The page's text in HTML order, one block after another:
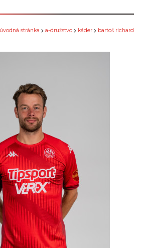
úvodná stránka a-družstvo káder bartoš richard